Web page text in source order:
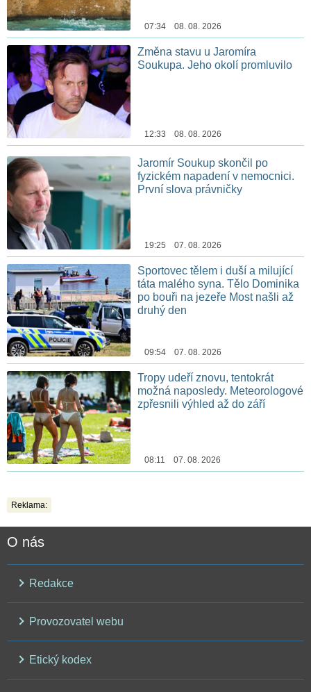
07:34 08. 08. 2026
Změna stavu u Jaromíra
Soukupa. Jeho okolí promluvilo
12:33 08. 08. 2026
Jaromír Soukup skončil po
fyzickém napadení v nemocnici.
První slova právničky
19:25 07. 08. 2026
Sportovec tělem i duší a milující
táta malého syna. Tělo Dominika
po bouři na jezeře Most našli až
druhý den
09:54 07. 08. 2026
Tropy udeří znovu, tentokrát
možná naposledy. Meteorologové
zpřesnili výhled až do září
08:11 07. 08. 2026
Reklama:
O nás
Redakce
Provozovatel webu
Etický kodex